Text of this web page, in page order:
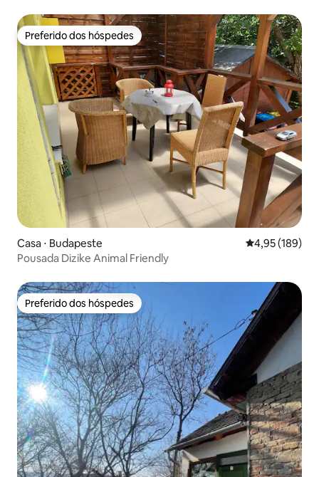
Preferido dos hóspedes
Preferido dos hóspedes
Casa ⋅ Budapeste 4,95 de uma
4,95 (189)
Pousada Dizike Animal Friendly
Preferido dos hóspedes
Preferido dos hóspedes